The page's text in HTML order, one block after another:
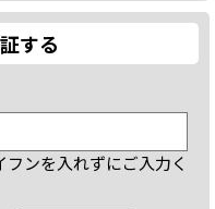
する
ンを入れずにご入力く